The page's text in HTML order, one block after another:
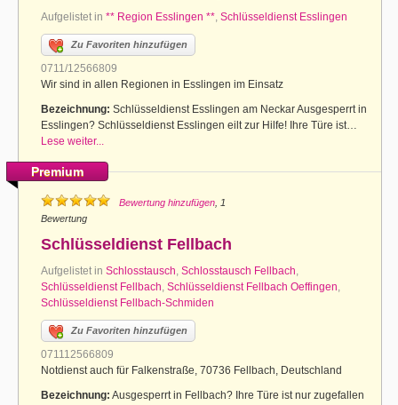
Aufgelistet in ** Region Esslingen **, Schlüsseldienst Esslingen
Zu Favoriten hinzufügen
0711/12566809
Wir sind in allen Regionen in Esslingen im Einsatz
Bezeichnung: Schlüsseldienst Esslingen am Neckar Ausgesperrt in
Esslingen? Schlüsseldienst Esslingen eilt zur Hilfe! Ihre Türe ist…
Lese weiter...
Premium
Bewertung hinzufügen , 1
Bewertung
Schlüsseldienst Fellbach
Aufgelistet in Schlosstausch, Schlosstausch Fellbach,
Schlüsseldienst Fellbach, Schlüsseldienst Fellbach Oeffingen,
Schlüsseldienst Fellbach-Schmiden
Zu Favoriten hinzufügen
071112566809
Notdienst auch für Falkenstraße, 70736 Fellbach, Deutschland
Bezeichnung: Ausgesperrt in Fellbach? Ihre Türe ist nur zugefallen